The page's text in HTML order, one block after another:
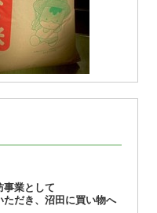
事業として
だき、沼田に買い物へ